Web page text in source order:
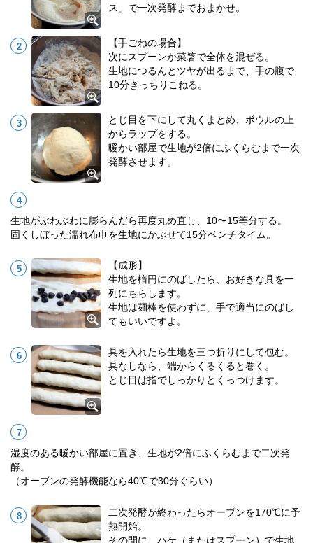
ス」で一次発酵までおまかせ。
【手ごねの場合】
次にスプーンか菜箸で全体を混ぜる。
生地につるんとツヤが出るまで、手の腹で
10分きっちりこねる。
とじ目を下にして丸くまとめ、ボウルの上
からラップをする。
暖かい部屋で生地が2倍にふくらむまで一次
発酵させます。
生地がぶわぶわに膨らんだら再度丸め直し、10〜15等分する。
固くしぼった濡れ布巾を生地にかぶせて15分ベンチタイム。
【成形】
生地を楕円にのばしたら、お好きな具を一
列にちらします。
生地は麺棒を使わずに、手で適当にのばし
てもいいですよ。
具を入れたら生地を三つ折りにして包む。
具なしなら、端からくるくると巻く。
とじ目は指でしっかりとくっつけます。
湿度のある暖かい部屋に置き、生地が2倍にふくらむまで二次発
酵。
（オーブンの発酵機能なら40℃で30分ぐらい）
二次発酵が終わったらオーブンを170℃に予
熱開始。
その間に、ハケ（またはスプーン）で生地